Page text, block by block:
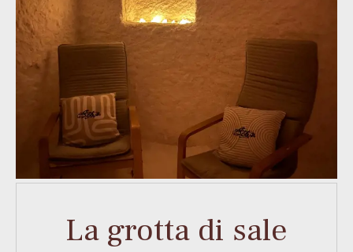
La grotta di sale